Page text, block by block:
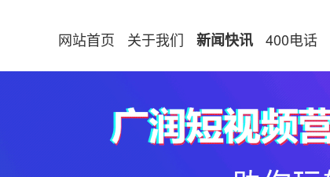
网站首页 关于我们 新闻快讯 400电话